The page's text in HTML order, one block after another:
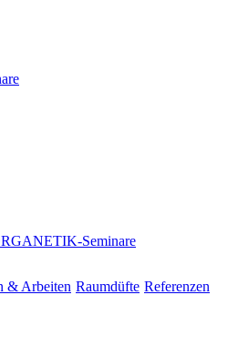
Seminare
& Arbeiten Raumdüfte Referenzen